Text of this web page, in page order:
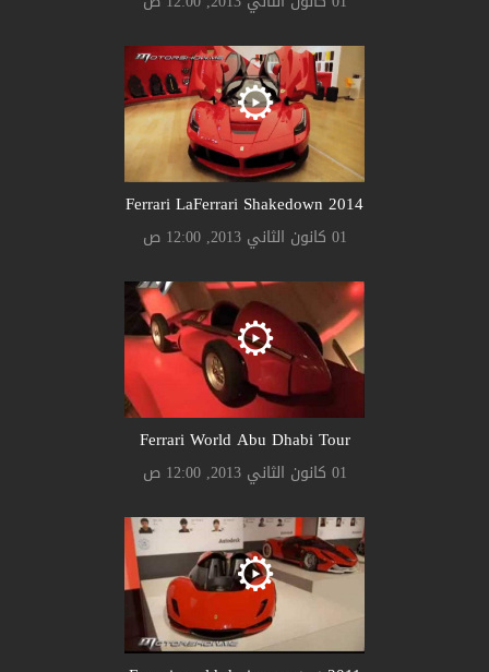
Ferrari LaFerrari Shakedown 2014
01 كانون الثاني 2013, 12:00 ص
Ferrari World Abu Dhabi Tour
01 كانون الثاني 2013, 12:00 ص